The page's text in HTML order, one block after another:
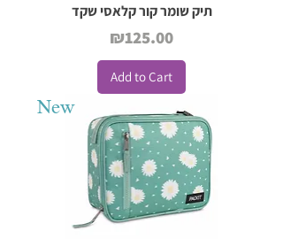
תיק שומר קור קלאסי שקד
Price
₪125.00
Add to Cart
New